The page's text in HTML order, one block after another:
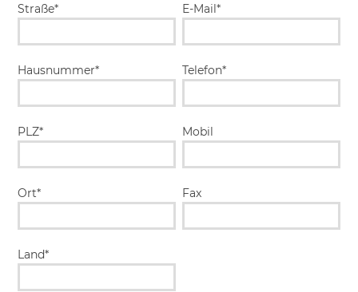
Straße*
Hausnummer*
PLZ*
Ort*
Land*
E-Mail*
Telefon*
Mobil
Fax